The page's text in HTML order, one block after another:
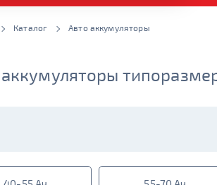
Каталог Авто аккумуляторы